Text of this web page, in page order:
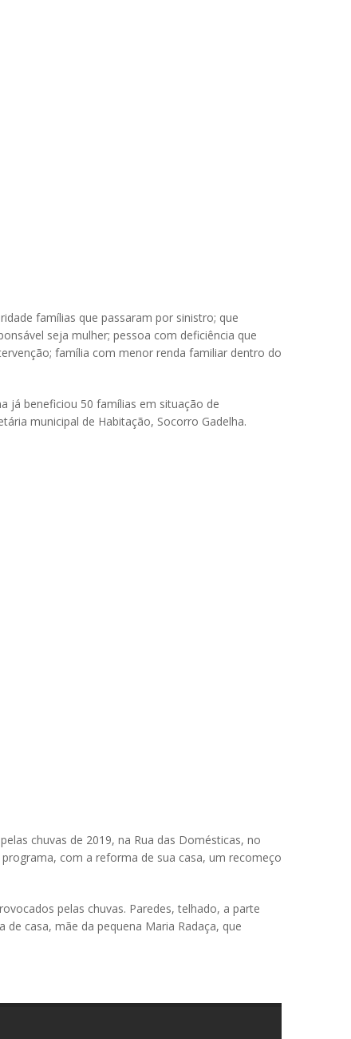
famílias que passaram por sinistro; que
seja mulher; pessoa com deficiência que
família com menor renda familiar dentro do
já beneficiou 50 famílias em situação de
municipal de Habitação, Socorro Gadelha.
chuvas de 2019, na Rua das Domésticas, no
com a reforma de sua casa, um recomeço
pelas chuvas. Paredes, telhado, a parte
casa, mãe da pequena Maria Radaça, que